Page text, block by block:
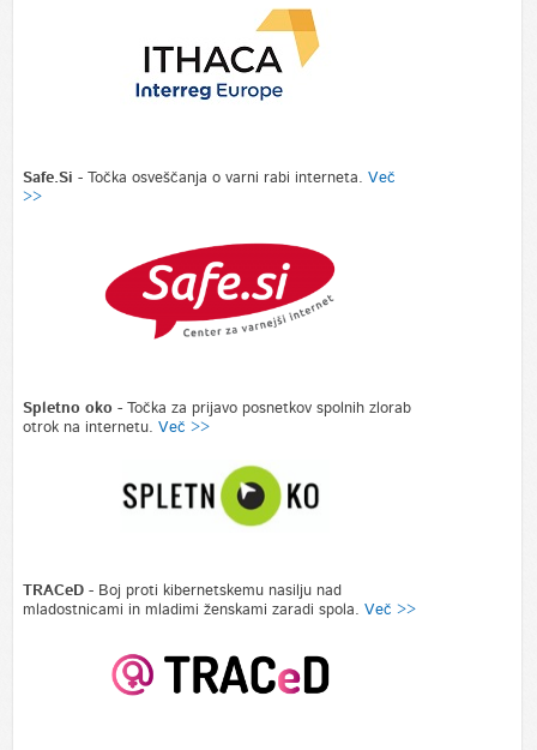
Safe.Si - Točka osveščanja o varni rabi interneta. Več
>>
Spletno oko - Točka za prijavo posnetkov spolnih zlorab
otrok na internetu. Več >>
TRACeD- Boj proti kibernetskemu nasilju nad
mladostnicami in mladimi ženskami zaradi spola. Več >>